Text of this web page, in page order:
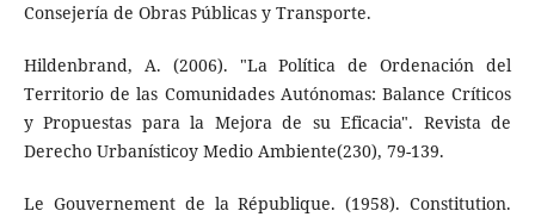
Consejería de Obras Públicas y Transporte.
Hildenbrand, A. (2006). "La Política de Ordenación del
Territorio de las Comunidades Autónomas: Balance Críticos
y Propuestas para la Mejora de su Eficacia". Revista de
Derecho Urbanísticoy Medio Ambiente(230), 79-139.
Le Gouvernement de la République. (1958). Constitution.